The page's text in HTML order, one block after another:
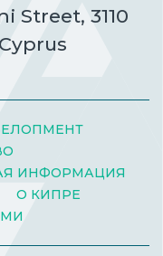
Street, 3110
ИНФОРМАЦИЯ
О КИПРЕ